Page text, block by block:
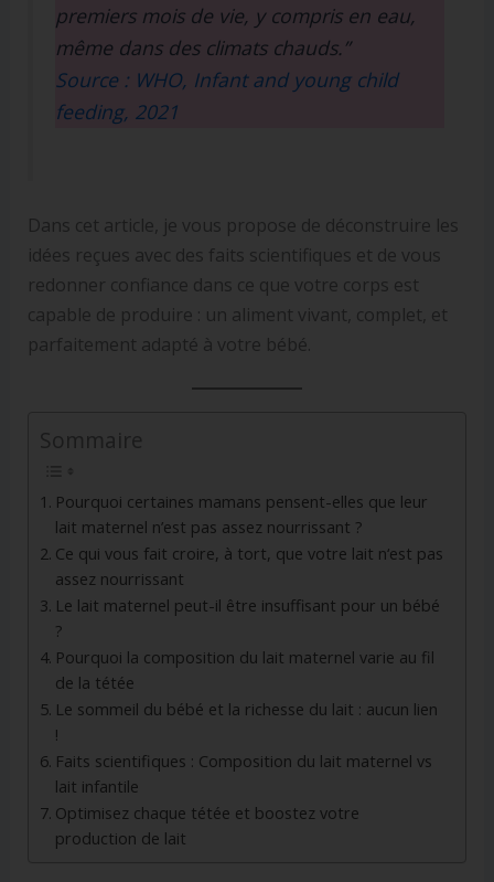
premiers mois de vie, y compris en eau,
même dans des climats chauds.”
Source : WHO, Infant and young child
feeding, 2021
Dans cet article, je vous propose de déconstruire les
idées reçues avec des faits scientifiques et de vous
redonner confiance dans ce que votre corps est
capable de produire : un aliment vivant, complet, et
parfaitement adapté à votre bébé.
Sommaire
Pourquoi certaines mamans pensent-elles que leur
lait maternel n’est pas assez nourrissant ?
Ce qui vous fait croire, à tort, que votre lait n‘est pas
assez nourrissant
Le lait maternel peut-il être insuffisant pour un bébé
?
Pourquoi la composition du lait maternel varie au fil
de la tétée
Le sommeil du bébé et la richesse du lait : aucun lien
!
Faits scientifiques : Composition du lait maternel vs
lait infantile
Optimisez chaque tétée et boostez votre
production de lait